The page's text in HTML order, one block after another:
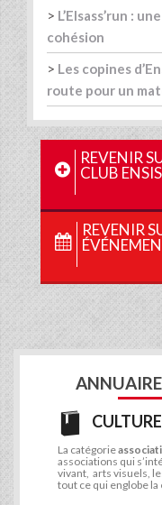
> L’Elsass’run :
cohésion
> Les copines
route pour un
REVENIR
CLUB
REVENIR
La catégorie
associations qui
vivant, arts visuels,
tout ce qui englobe la